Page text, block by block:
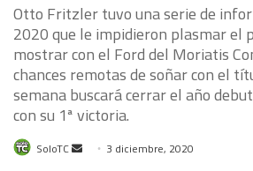
Otto Fritzler tuvo una serie de
2020 que le impidieron plasmar el
mostrar con el Ford del Moriatis
chances remotas de soñar con el
semana buscará cerrar el año
con su 1ª victoria.
SoloTC
Send 3 diciembre, 2020